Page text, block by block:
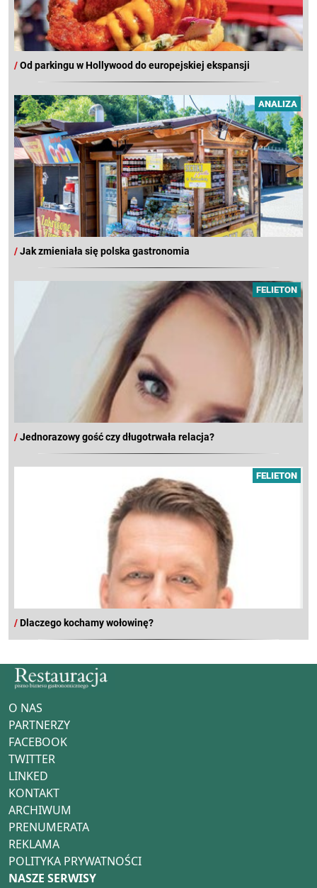
/Od parkingu w Hollywood do europejskiej ekspansji
ANALIZA
/Jak zmieniała się polska gastronomia
FELIETON
/Jednorazowy gość czy długotrwała relacja?
FELIETON
/Dlaczego kochamy wołowinę?
O NAS
PARTNERZY
FACEBOOK
TWITTER
LINKED
KONTAKT
ARCHIWUM
PRENUMERATA
REKLAMA
POLITYKA PRYWATNOŚCI
NASZE SERWISY